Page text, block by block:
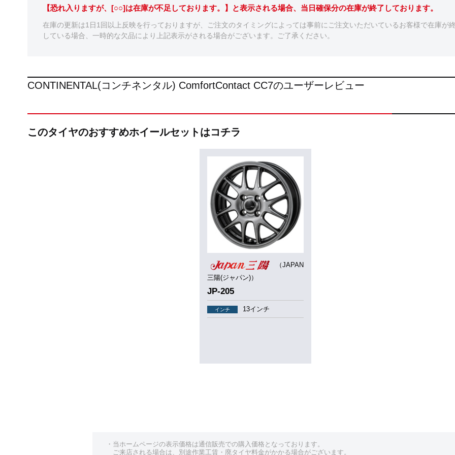
【恐れ入りますが、[○○]は在庫が不足しております。】と表示される場合、当日確保分の在庫が終了しております。
在庫の更新は1日1回以上反映を行っておりますが、ご注文のタイミングによっては事前にご注文いただいているお客様で在庫が
している場合、一時的な欠品により上記表示がされる場合がございます。ご了承ください。
CONTINENTAL(コンチネンタル) ComfortContact CC7のユーザーレビュー
このタイヤのおすすめホイールセットはコチラ
（JAPAN
三陽(ジャパン)）
JP-205
インチ 13インチ
・当ホームページの表示価格は通信販売での購入価格となっております。
ご来店される場合は、別途作業工賃・廃タイヤ料金がかかる場合がございます。